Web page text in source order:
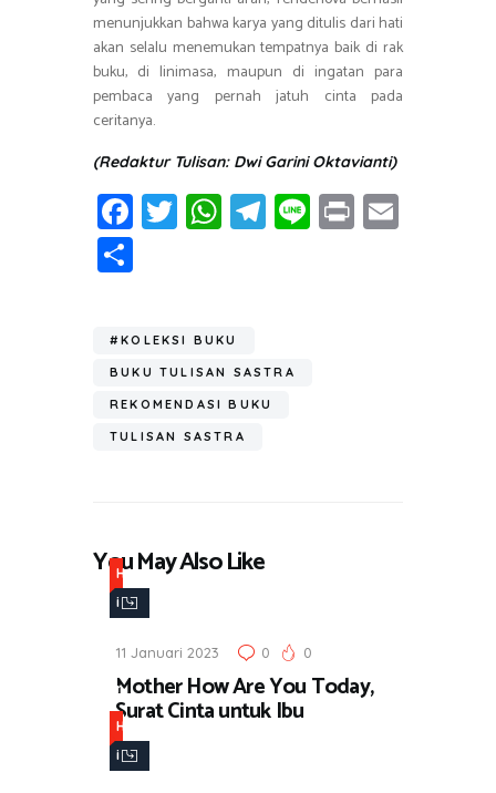
menunjukkan bahwa karya yang ditulis dari hati
akan selalu menemukan tempatnya baik di rak
buku, di linimasa, maupun di ingatan para
pembaca yang pernah jatuh cinta pada
ceritanya.
(Redaktur Tulisan: Dwi Garini Oktavianti)
Fa
ce
ok
T
wi
W
h
A
p
p
T
el
a
m
Li
n
Pr
in
ar
e
#KOLEKSI BUKU
BUKU TULISAN SASTRA
REKOMENDASI BUKU
TULISAN SASTRA
You May Also Like
H
i
u
r
a
n
,
11 Januari 2023 0 0
Mother How Are You Today,
Surat Cinta untuk Ibu
H
i